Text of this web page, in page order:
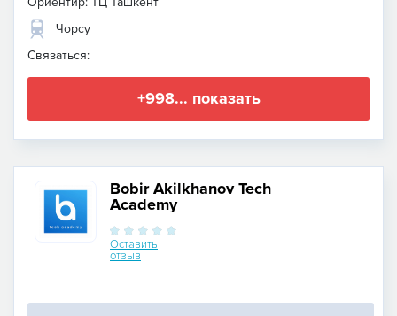
Чорсу
Связаться:
+998... показать
Bobir Akilkhanov Tech
Academy
Оставить
отзыв